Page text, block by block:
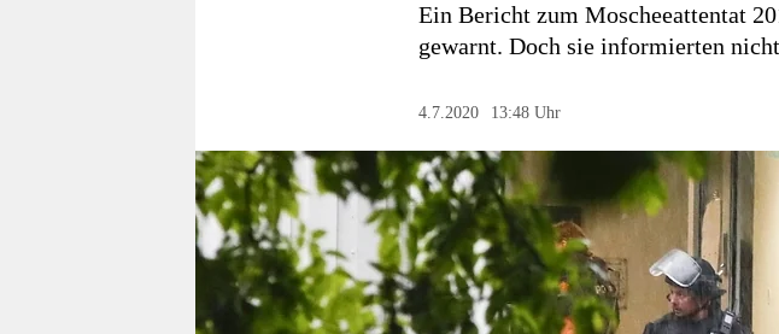
berlin
nord
wahrheit
Ein Bericht zum Moscheeattentat
gewarnt. Doch sie informierten
4.7.2020 13:48 Uhr